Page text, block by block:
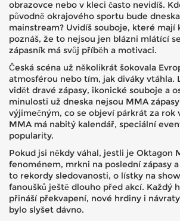
obrazovce nebo v kleci často nevidíš.
původně okrajového sportu bude
mainstream? Uvidíš souboje, které mají
poznáš, že to nejsou jen blázni mlátící
zápasník má svůj příběh a motivaci.
Česká scéna už několikrát šokovala
atmosférou nebo tím, jak diváky vtáhla.
vidět dravé zápasy, ikonické souboje a
minulosti už dneska nejsou MMA
výjimečným, co se objeví párkrát za rok
MMA má nabitý kalendář, speciální
popularity.
Pokud jsi někdy váhal, jestli je Oktagon
fenoménem, mrkni na poslední zápasy
to rekordy sledovanosti, o lístky na
fanoušků ještě dlouho před akcí. Každý
přináší překvapení, nové hrdiny i
bylo slyšet dávno.